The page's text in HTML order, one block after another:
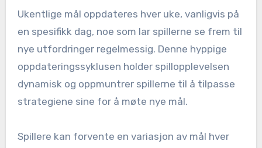
Ukentlige mål oppdateres hver uke, vanligvis på
en spesifikk dag, noe som lar spillerne se frem til
nye utfordringer regelmessig. Denne hyppige
oppdateringssyklusen holder spillopplevelsen
dynamisk og oppmuntrer spillerne til å tilpasse
strategiene sine for å møte nye mål.
Spillere kan forvente en variasjon av mål hver